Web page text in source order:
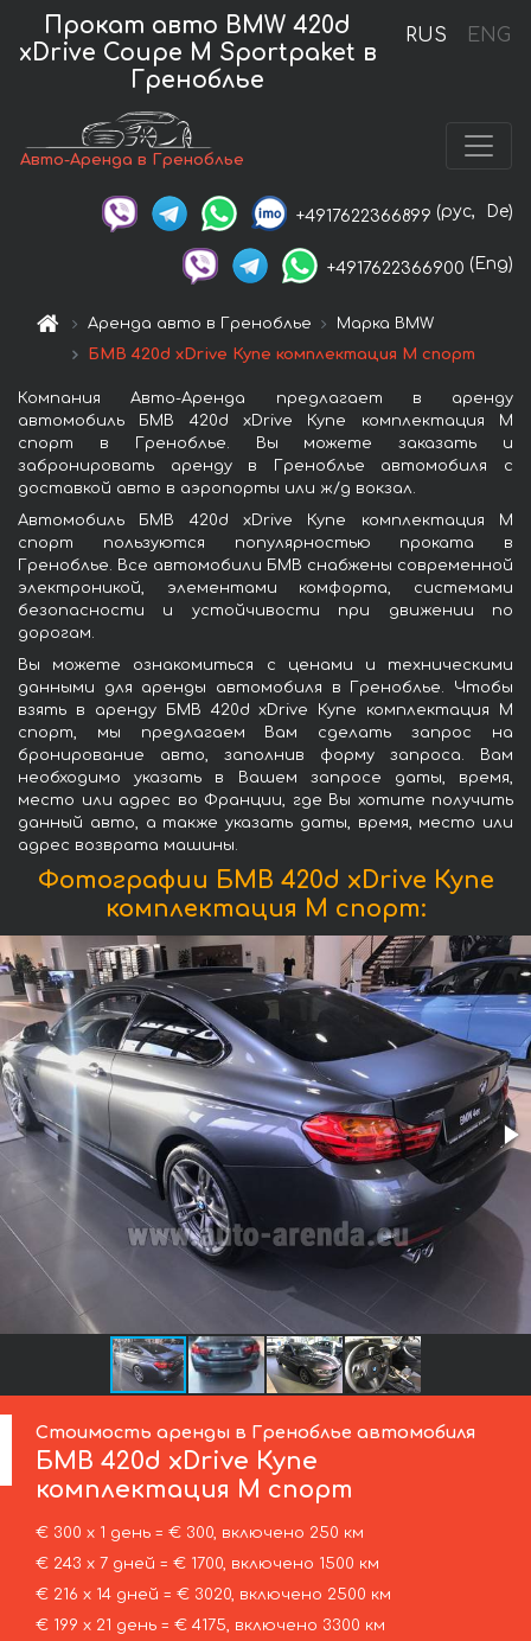
RUS ENG
Прокат авто BMW 420d
xDrive Coupe M Sportpaket в
Греноблье
Авто-Аренда в Греноблье
+4917622366899 (рус, De)
+4917622366900 (Eng)
Аренда авто в Греноблье
Марка BMW
БМВ 420d xDrive Купе комплектация М спорт
Компания Авто-Аренда предлагает в аренду
автомобиль БМВ 420d xDrive Купе комплектация М
спорт в Греноблье. Вы можете заказать и
забронировать аренду в Греноблье автомобиля с
доставкой авто в аэропорты или ж/д вокзал.
Автомобиль БМВ 420d xDrive Купе комплектация М
спорт пользуются популярностью проката в
Греноблье. Все автомобили БМВ снабжены современной
электроникой, элементами комфорта, системами
безопасности и устойчивости при движении по
дорогам.
Вы можете ознакомиться с ценами и техническими
данными для аренды автомобиля в Греноблье. Чтобы
взять в аренду БМВ 420d xDrive Купе комплектация М
спорт, мы предлагаем Вам сделать запрос на
бронирование авто, заполнив форму запроса. Вам
необходимо указать в Вашем запросе даты, время,
место или адрес во Франции, где Вы хотите получить
данный авто, а также указать даты, время, место или
адрес возврата машины.
Фотографии БМВ 420d xDrive Купе
комплектация М спорт:
Стоимость аренды в Греноблье автомобиля
БМВ 420d xDrive Купе
комплектация М спорт
€ 300 х 1 день = € 300, включено 250 км
€ 243 х 7 дней = € 1700, включено 1500 км
€ 216 х 14 дней = € 3020, включено 2500 км
€ 199 х 21 день = € 4175, включено 3300 км